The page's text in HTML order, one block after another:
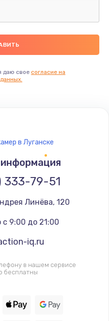
даю свое согласие на
в Луганске
333-79-51
Линёва, 120
9:00 до 21:00
iq.ru
в нашем сервисе
бесплатны